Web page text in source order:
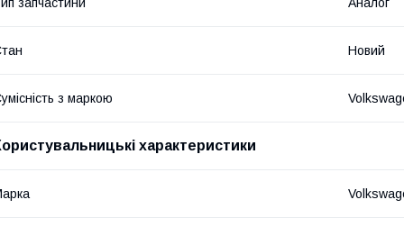
Новий
з маркою
характеристики